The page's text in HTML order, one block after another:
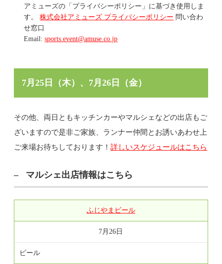
アミューズの「プライバシーポリシー」に基づき使用しま
す。株式会社アミューズ プライバシーポリシー 問い合わ
せ窓口
Email:sports.event@amuse.co.jp
7月25日（木）、7月26日（金）
その他、両日ともキッチンカーやマルシェなどの出店もご
ざいますので是非ご家族、ランナー仲間とお誘いあわせ上
ご来場お待ちしております！詳しいスケジュールはこちら
マルシェ出店情報はこちら
ふじやまビール
7月26日
ビール